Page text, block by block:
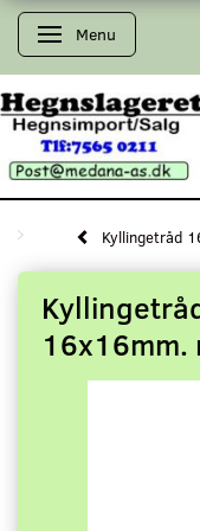
Skifte navigation
Menu
Kyllingetråd
16x16mm.